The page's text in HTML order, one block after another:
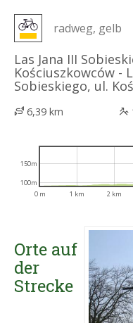
radweg, gelb
Las Jana III
Kościuszkowców -
Sobieskiego, ul.
6,39 km
0 m 1 km 2 km
100m
150m
Orte auf
der
Strecke